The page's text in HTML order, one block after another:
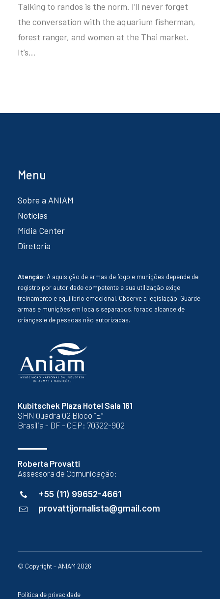
Talking to randos is the norm. I’ll never forget
the conversation with the aquarium fisherman,
forest ranger, and women at the Thai market.
It’s…
Kubitschek Plaza Hotel Sala 161
SHN Quadra 02 Bloco “E”
Brasília - DF - CEP: 70322-902
Roberta Provatti
Assessora de Comunicação:
+55 (11) 99652-4661
provattijornalista@gmail.com
Menu
Sobre a ANIAM
Notícias
Mídia Center
Diretoria
Atenção: A aquisição de armas de fogo e munições depende de
registro por autoridade competente e sua utilização exige
treinamento e equilíbrio emocional. Observe a legislação. Guarde
armas e munições em locais separados, forado alcance de
crianças e de pessoas não autorizadas.
© Copyright – ANIAM 2026
Política de privacidade